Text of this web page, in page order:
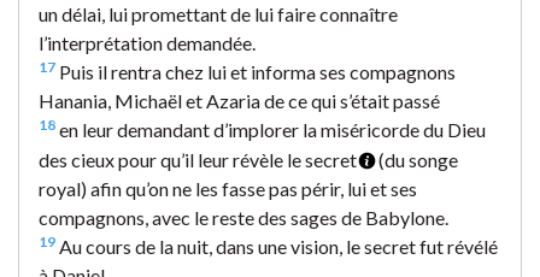
un délai, lui promettant de lui faire connaître
l’interprétation demandée.
17 Puis il rentra chez lui et informa ses compagnons
Hanania, Michaël et Azaria de ce qui s’était passé
18 en leur demandant d’implorer la miséricorde du Dieu
des cieux pour qu’il leur révèle le secret
(du songe
royal) afin qu’on ne les fasse pas périr, lui et ses
compagnons, avec le reste des sages de Babylone.
19 Au cours de la nuit, dans une vision, le secret fut révélé